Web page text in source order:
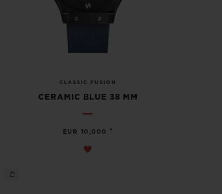
CLASSIC FUSION
CERAMIC BLUE 38 MM
EUR 10,000 •